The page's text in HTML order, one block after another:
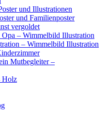
und Illustrationen
und Familienposter
vergoldet
Opa – Wimmelbild Illustration
– Wimmelbild Illustration
Mutbegleiter –
Holz